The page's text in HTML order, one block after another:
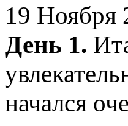
19 Ноября
День 1.
начался